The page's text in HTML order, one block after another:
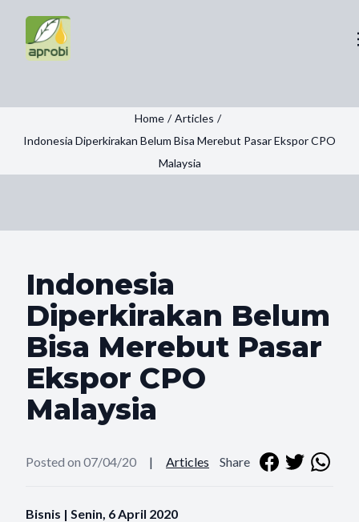
Home / Articles /
Indonesia Diperkirakan Belum Bisa Merebut Pasar Ekspor CPO
Malaysia
Indonesia
Diperkirakan Belum
Bisa Merebut Pasar
Ekspor CPO
Malaysia
Posted on 07/04/20 | Articles Share
Bisnis | Senin, 6 April 2020